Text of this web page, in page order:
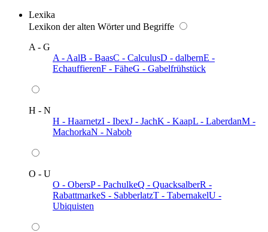
Lexika
Lexikon der alten Wörter und Begriffe
A - G
A - AalB - BaasC - CalculusD - dalbernE -
EchauffierenF - FäheG - Gabelfrühstück
H - N
H - HaarnetzI - IbexJ - JachK - KaapL - LaberdanM -
MachorkaN - Nabob
O - U
O - ObersP - PachulkeQ - QuacksalberR -
RabattmarkeS - SabberlatzT - TabernakelU -
Ubiquisten